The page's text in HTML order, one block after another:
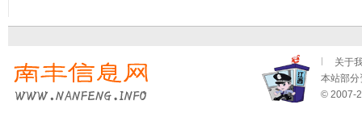
关于
本站部分
© 2007-